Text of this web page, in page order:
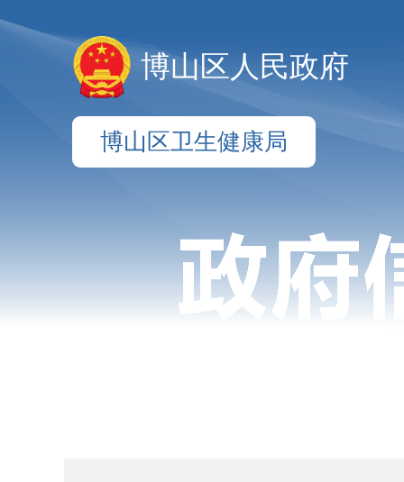
博山区人民政府
博山区卫生健康局